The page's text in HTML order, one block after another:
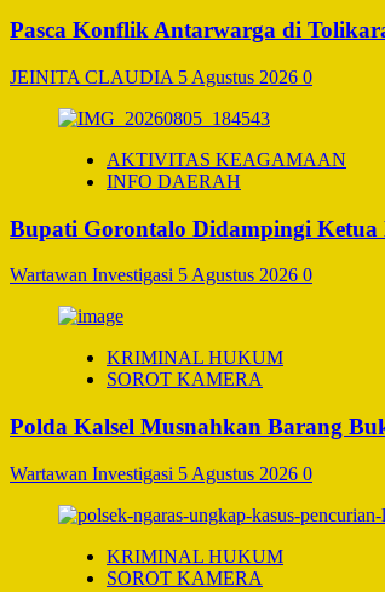
Pasca Konflik Antarwarga di
JEINITA CLAUDIA 5 Agustus 2026 0
AKTIVITAS KEAGAMAAN
INFO DAERAH
Bupati Gorontalo Didampingi
Wartawan Investigasi 5 Agustus 2026 0
KRIMINAL HUKUM
SOROT KAMERA
Polda Kalsel Musnahkan Barang
Wartawan Investigasi 5 Agustus 2026 0
KRIMINAL HUKUM
SOROT KAMERA